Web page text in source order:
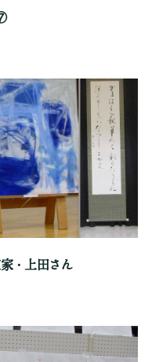
・上田さん